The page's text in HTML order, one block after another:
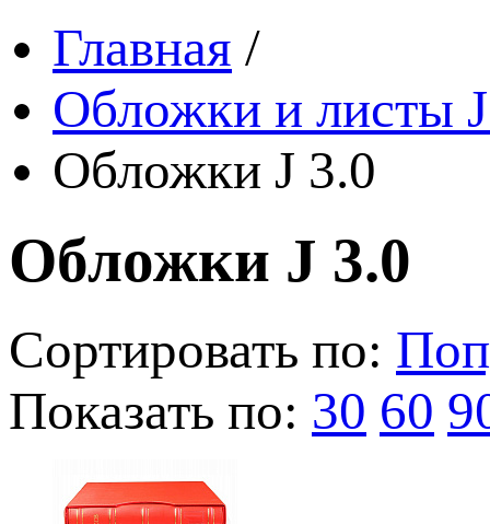
Главная /
Обложки и листы
Обложки J 3.0
Обложки J 3.0
Сортировать по:
Показать по: 30 60